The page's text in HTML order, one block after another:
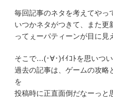
毎回記事のネタを考えてやっ
いつかネタがつきて、また更
ってぇーパティーンが目に見
そこで…(･∀･)ｲｲｺﾄを思いつい
過去の記事は、ゲームの攻略
を
投稿時に正直面倒だなーっと